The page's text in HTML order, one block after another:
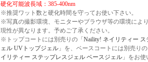
硬化可能波長域：385-400nm
※推奨ワット数と硬化時間を守ってお使い下さい。
※写真の撮影環境、モニターやブラウザ等の環境によ
現性が異なります。予めご了承ください。
※トップコートには別売りの「 Naility! ネイリティー ス
ェル UVトップジェル」を、ベースコートには別売りの
イリティー ステップレスジェル ベースジェル」をお使